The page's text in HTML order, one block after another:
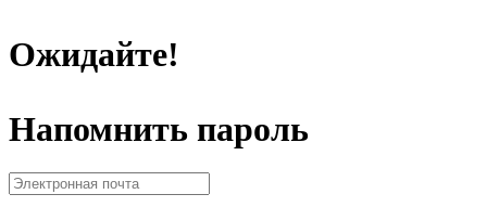
Ожидайте!
Напомнить пароль